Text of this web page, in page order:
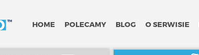
HOME POLECAMY BLOG O SERWISIE